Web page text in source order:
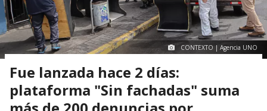
CONTEXTO | Agencia UNO
Fue lanzada hace 2 días:
plataforma "Sin fachadas" suma